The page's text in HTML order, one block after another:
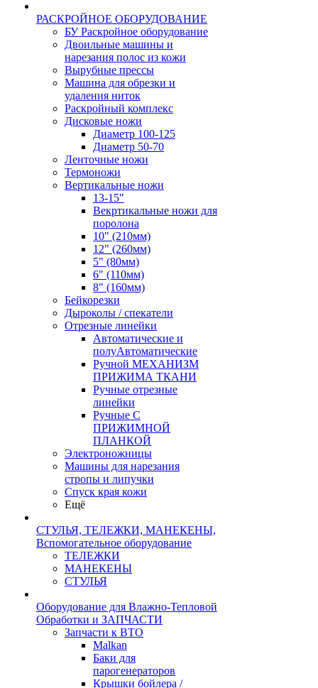
РАСКРОЙНОЕ ОБОРУДОВАНИЕ
БУ Раскройное оборудование
Двоильные машины и
нарезания полос из кожи
Вырубные прессы
Машина для обрезки и
удаления ниток
Раскройный комплекс
Дисковые ножи
Диаметр 100-125
Диаметр 50-70
Ленточные ножи
Термоножи
Вертикальные ножи
13-15"
Векртикальные ножи для
поролона
10" (210мм)
12" (260мм)
5" (80мм)
6" (110мм)
8" (160мм)
Бейкорезки
Дыроколы / спекатели
Отрезные линейки
Автоматические и
полуАвтоматические
Ручной МЕХАНИЗМ
ПРИЖИМА ТКАНИ
Ручные отрезные
линейки
Ручные С
ПРИЖИМНОЙ
ПЛАНКОЙ
Электроножницы
Машины для нарезания
стропы и липучки
Спуск края кожи
Ещё
СТУЛЬЯ, ТЕЛЕЖКИ, МАНЕКЕНЫ,
Вспомогательное оборудование
ТЕЛЕЖКИ
МАНЕКЕНЫ
СТУЛЬЯ
Оборудование для Влажно-Тепловой
Обработки и ЗАПЧАСТИ
Запчасти к ВТО
Malkan
Баки для
парогенераторов
Крышки бойлера /